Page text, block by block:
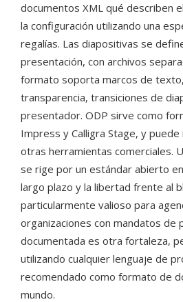
documentos XML qué describen
la configuración utilizando una
regalías. Las diapositivas se
presentación, con archivos
formato soporta marcos de
transparencia, transiciones de
presentador. ODP sirve como
Impress y Calligra Stage, y
otras herramientas comerciales.
se rige por un estándar abierto
largo plazo y la libertad frente al
particularmente valioso para
organizaciones con mandatos de
documentada es otra fortaleza,
utilizando cualquier lenguaje de
recomendado como formato de
mundo.